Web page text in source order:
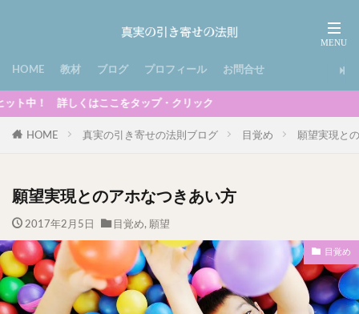
HOME 教材 ブログ プロフィール お問合せ
ここをタップ・クリック
HOME 真実の引き寄せの法則ブログ 目覚め 願望実現と
願望実現とのアホなつきあい方
2017年2月5日 目覚め, 願望
目覚め